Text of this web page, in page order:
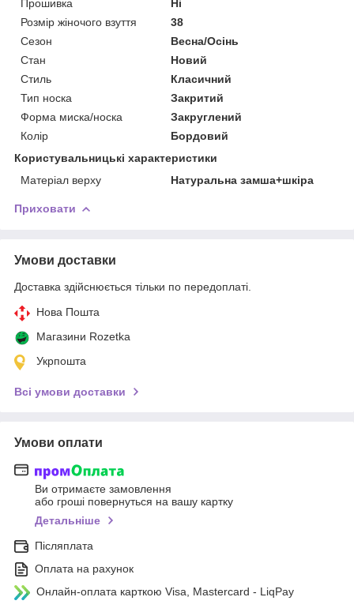
Прошивка
Ні
Розмір жіночого взуття
38
Сезон
Весна/Осінь
Стан
Новий
Стиль
Класичний
Тип носка
Закритий
Форма миска/носка
Закруглений
Колір
Бордовий
Користувальницькі характеристики
Матеріал верху
Натуральна замша+шкіра
Приховати
Умови доставки
Доставка здійснюється тільки по передоплаті.
Нова Пошта
Магазини Rozetka
Укрпошта
Всі умови доставки
Умови оплати
Ви отримаєте замовлення
або гроші повернуться на вашу картку
Детальніше
Післяплата
Оплата на рахунок
Онлайн-оплата карткою Visa, Mastercard - LiqPay